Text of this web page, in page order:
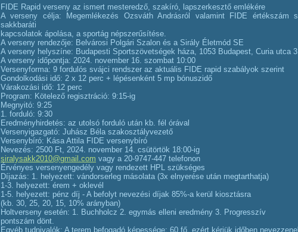
FIDE Rapid verseny az ismert mesteredző, szakíró, lapszerkesztő emlékére
A verseny célja: Megemlékezés Ozsváth Andrásról valamint FIDE értékszám
sakkbaráti
kapcsolatok ápolása, a sportág népszerűsítése.
A verseny rendezője: Belvárosi Polgári Szalon és a Sirály Életmód SE
A verseny helyszíne: Budapesti Sportszövetségek háza, 1053 Budapest, Curia utca
A verseny időpontja: 2024. november 16. szombat 10:00
Versenyforma: 9 fordulós svájci rendszer az aktuális FIDE rapid szabályok szerint
Gondolkodási idő: 2 x 12 perc + lépésenként 5 mp bónuszidő
Várakozási idő: 12 perc
Program: Kötelező regisztráció: 9:15-ig
Megnyitó: 9:25
1. forduló: 9:30
Eredményhirdetés: az utolsó forduló után kb. fél órával
Versenyigazgató: Juhász Béla szakosztályvezető
Versenybíró: Kása Attila FIDE versenybíró
Nevezés: 2500 Ft, 2024. november 14. csütörtök 18:00-ig
siralysakk2010@gmail.com vagy a 20-9747-447 telefonon
Érvényes versenyengedély vagy rendezett HPL szükséges
Díjazás: 1. helyezett: vándorserleg másolata (3x elnyerése után megtarthatja)
1-3. helyezett: érem + oklevél
1-5. helyezett: pénz díj - A befolyt nevezési díjak 85%-a kerül kiosztásra
(kb. 30, 25, 20, 15, 10% arányban)
Holtverseny esetén: 1. Buchholcz 2. egymás elleni eredmény 3. Progresszív
pontszám dönt.
Egyéb tudnivalók: A terem befogadó képessége: 60 fő, ezért kérjük időben